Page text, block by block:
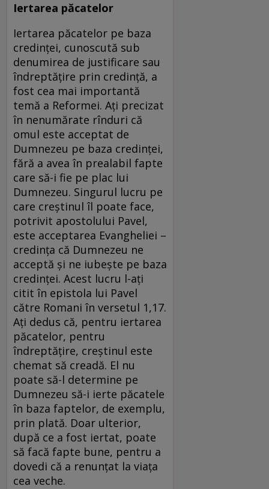
Iertarea păcatelor
Iertarea păcatelor pe baza
credinței, cunoscută sub
denumirea de justificare sau
îndreptățire prin credință, a
fost cea mai importantă
temă a Reformei. Ați precizat
în nenumărate rînduri că
omul este acceptat de
Dumnezeu pe baza credinței,
fără a avea în prealabil fapte
care să-i fie pe plac lui
Dumnezeu. Singurul lucru pe
care creștinul îl poate face,
potrivit apostolului Pavel,
este acceptarea Evangheliei –
credința că Dumnezeu ne
acceptă și ne iubește pe baza
credinței. Acest lucru l-ați
citit în epistola lui Pavel
către Romani în versetul 1,17.
Ați dedus că, pentru iertarea
păcatelor, pentru
îndreptățire, creștinul este
chemat să creadă. El nu
poate să-l determine pe
Dumnezeu să-i ierte păcatele
în baza faptelor, de exemplu,
prin plată. Doar ulterior,
după ce a fost iertat, poate
să facă fapte bune, pentru a
dovedi că a renunțat la viața
cea veche.